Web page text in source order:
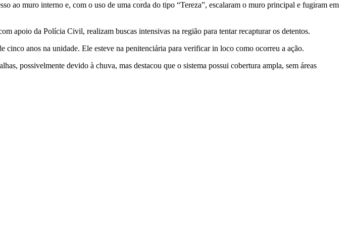
ao muro interno e, com o uso de uma corda do tipo “Tereza”, escalaram o muro principal e fugiram em
apoio da Polícia Civil, realizam buscas intensivas na região para tentar recapturar os detentos.
cinco anos na unidade. Ele esteve na penitenciária para verificar in loco como ocorreu a ação.
possivelmente devido à chuva, mas destacou que o sistema possui cobertura ampla, sem áreas